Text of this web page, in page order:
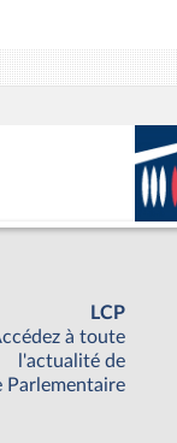
LCP
à toute
l'actualité de
Parlementaire